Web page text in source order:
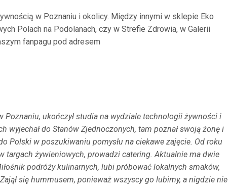
w Poznaniu i okolicy. Między innymi w sklepie Eko
Polach na Podolanach, czy w Strefie Zdrowia, w Galerii
fanpagu pod adresem
Poznaniu, ukończył studia na wydziale technologii żywności i
wyjechał do Stanów Zjednoczonych, tam poznał swoją żonę i
Polski w poszukiwaniu pomysłu na ciekawe zajęcie. Od roku
żywieniowych, prowadzi catering. Aktualnie ma dwie
podróży kulinarnych, lubi próbować lokalnych smaków,
się hummusem, ponieważ wszyscy go lubimy, a nigdzie nie